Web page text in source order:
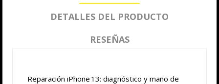
DETALLES DEL PRODUCTO
RESEÑAS
Reparación iPhone 13: diagnóstico y mano de